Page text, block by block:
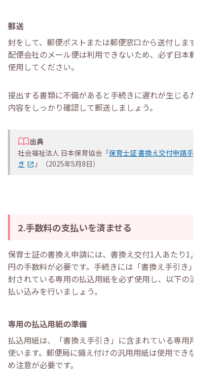
郵送
封をして、郵便ポストまたは郵便窓口から送付します。宅
配便会社のメール便は利用できないため、必ず日本郵便を
使用してください。
提出する書類に不備があると手続きに遅れが生じるため、
内容をしっかり確認して郵送しましょう。
出典
社会福祉法人 日本保育協会「保育士証 書換え交付申請手続
き
」（2025年5月8日）
2.手数料の支払いを済ませる
保育士証の書換え申請には、書換え交付1人あたり1,600
円の手数料が必要です。手続きには「書換え手引き」に同
封されている専用の払込用紙を必ず使用し、以下の流れで
払い込みを行いましょう。
専用の払込用紙の準備
払込用紙は、「書換え手引き」に含まれている専用用紙を
使います。郵便局に備え付けの汎用用紙は使用できないた
め注意が必要です。